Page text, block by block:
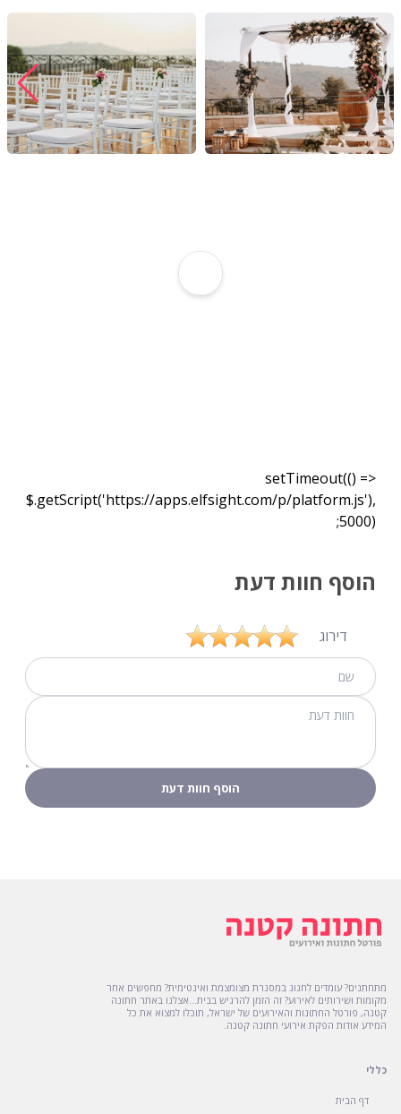
setTimeout(() =>
$.getScript('https://apps.elfsight.com/p/platform.js'),
5000);
הוסף חוות דעת
דירוג
מתחתנים? עומדים לחגוג במסגרת מצומצמת ואינטימית? מחפשים אחר
מקומות ושירותים לאירוע? זה הזמן להרגיש בבית...אצלנו באתר חתונה
קטנה, פורטל החתונות והאירועים של ישראל, תוכלו למצוא את כל
המידע אודות הפקת אירועי חתונה קטנה.
כללי
דף הבית